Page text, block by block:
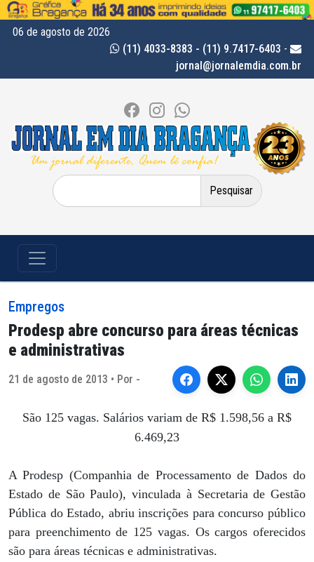
06 de agosto de 2026
(11) 4033-8383 - (11) 9.7417-6403 -
jornal@jornalemdia.com.br
Pesquisar
por:
Empregos
Prodesp abre concurso para áreas técnicas
e administrativas
21 de agosto de 2013 • Por -
São 125 vagas. Salários variam de R$ 1.598,56 a R$
6.469,23
A Prodesp (Companhia de Processamento de Dados do
Estado de São Paulo), vinculada à Secretaria de Gestão
Pública do Estado, abriu inscrições para concurso público
para preenchimento de 125 vagas. Os cargos oferecidos
são para áreas técnicas e administrativas.